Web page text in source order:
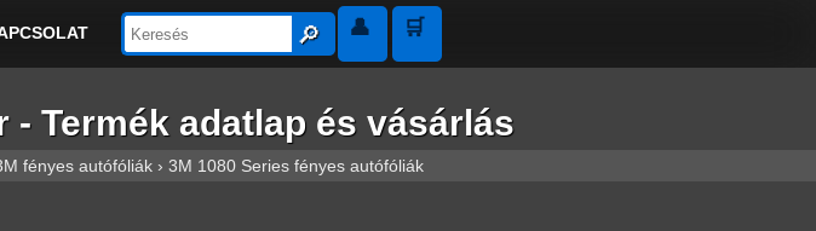
🔎︎ 👤 🛒
- Termék adatlap és vásárlás
fényes autófóliák › 3M 1080 Series fényes autófóliák